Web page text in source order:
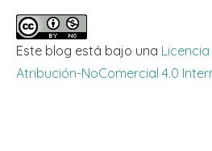
Este blog está bajo una
Atribución-NoComercial 4.0